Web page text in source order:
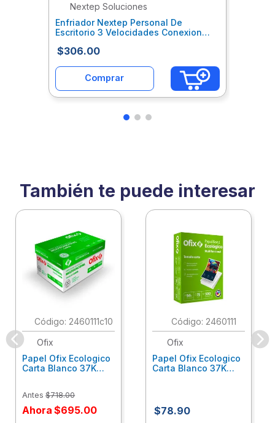
Nextep Soluciones
Enfriador Nextep Personal De
Escritorio 3 Velocidades Conexion
$306.00
Comprar
También te puede interesar
: 2460111c10
Ofix
Papel Ofix Ecologico
Carta Blanco 37K
Antes $718.00
Ahora $695.00
: 2460111
Ofix
Papel Ofix Ecologico
Carta Blanco 37K
$78.90